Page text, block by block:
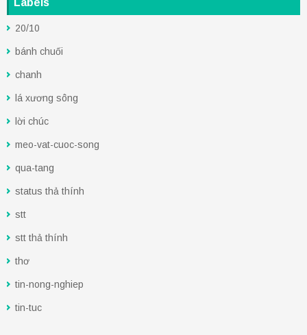
Labels
20/10
bánh chuối
chanh
lá xương sông
lời chúc
meo-vat-cuoc-song
qua-tang
status thả thính
stt
stt thả thính
thơ
tin-nong-nghiep
tin-tuc